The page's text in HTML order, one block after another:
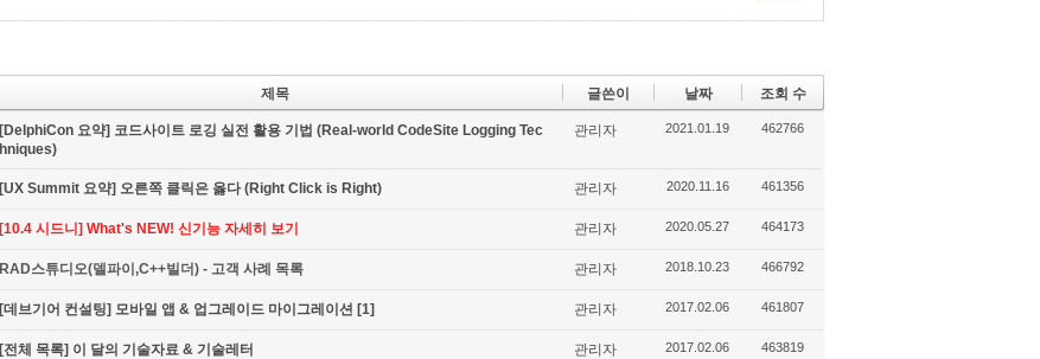
제목 글쓴이 날짜 조회 수
[DelphiCon 요약] 코드사이트 로깅 실전 활용 기법 (Real-world CodeSite Logging Tec
hniques)
관리자 2021.01.19 462766
[UX Summit 요약] 오른쪽 클릭은 옳다 (Right Click is Right) 관리자 2020.11.16 461356
[10.4 시드니] What's NEW! 신기능 자세히 보기 관리자 2020.05.27 464173
RAD스튜디오(델파이,C++빌더) - 고객 사례 목록 관리자 2018.10.23 466792
[데브기어 컨설팅] 모바일 앱 & 업그레이드 마이그레이션 [1] 관리자 2017.02.06 461807
[전체 목록] 이 달의 기술자료 & 기술레터 관리자 2017.02.06 463819